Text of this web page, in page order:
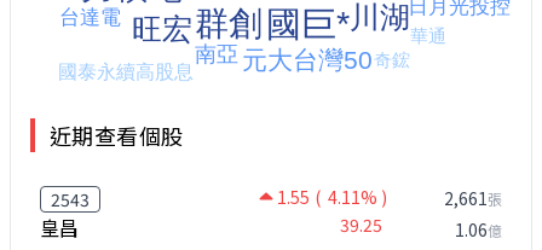
近期查看個股
2543 1.55 ( 4.11% )
皇昌 39.25
2,661張
1.06億